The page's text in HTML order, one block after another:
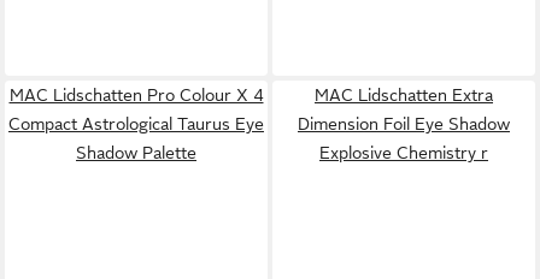
MAC Lidschatten Pro Colour X 4
Compact Astrological Taurus Eye
Shadow Palette
MAC Lidschatten Extra
Dimension Foil Eye Shadow
Explosive Chemistry r